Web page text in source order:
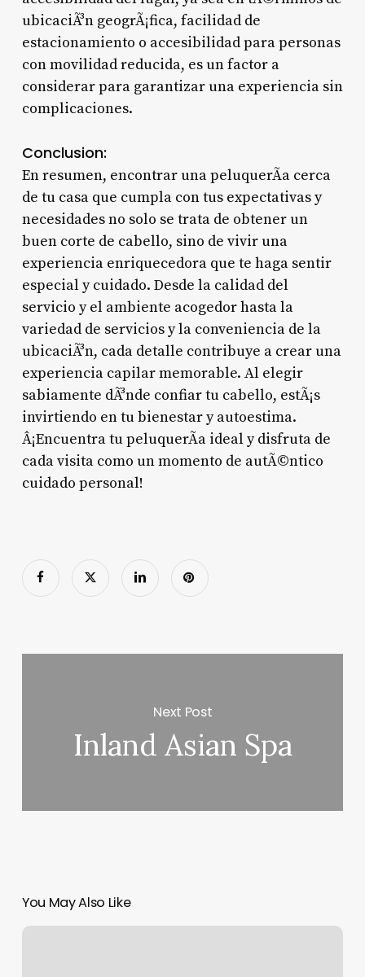
ubicaciÃ³n geogrÃ¡fica, facilidad de
estacionamiento o accesibilidad para personas
con movilidad reducida, es un factor a
considerar para garantizar una experiencia sin
complicaciones.
Conclusion:
En resumen, encontrar una peluquerÃ­a cerca
de tu casa que cumpla con tus expectativas y
necesidades no solo se trata de obtener un
buen corte de cabello, sino de vivir una
experiencia enriquecedora que te haga sentir
especial y cuidado. Desde la calidad del
servicio y el ambiente acogedor hasta la
variedad de servicios y la conveniencia de la
ubicaciÃ³n, cada detalle contribuye a crear una
experiencia capilar memorable. Al elegir
sabiamente dÃ³nde confiar tu cabello, estÃ¡s
invirtiendo en tu bienestar y autoestima.
Â¡Encuentra tu peluquerÃ­a ideal y disfruta de
cada visita como un momento de autÃ©ntico
cuidado personal!
Next Post
Inland Asian Spa
You May Also Like
The